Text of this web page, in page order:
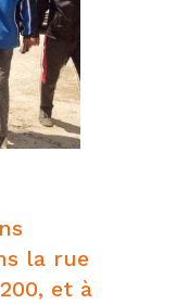
la rue
et à